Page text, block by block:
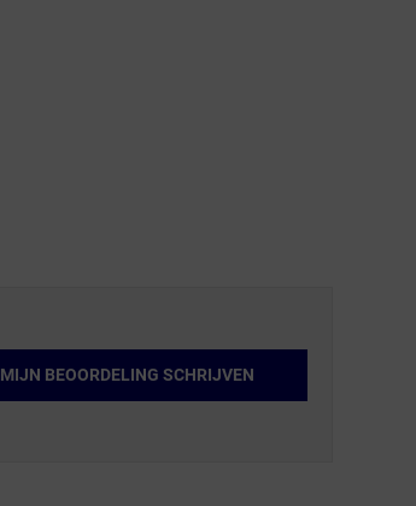
MIJN BEOORDELING SCHRIJVEN